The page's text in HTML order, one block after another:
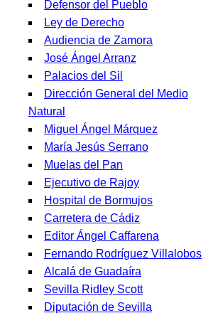
Defensor del Pueblo
Ley de Derecho
Audiencia de Zamora
José Ángel Arranz
Palacios del Sil
Dirección General del Medio
Natural
Miguel Ángel Márquez
María Jesús Serrano
Muelas del Pan
Ejecutivo de Rajoy
Hospital de Bormujos
Carretera de Cádiz
Editor Ángel Caffarena
Fernando Rodríguez Villalobos
Alcalá de Guadaíra
Sevilla Ridley Scott
Diputación de Sevilla